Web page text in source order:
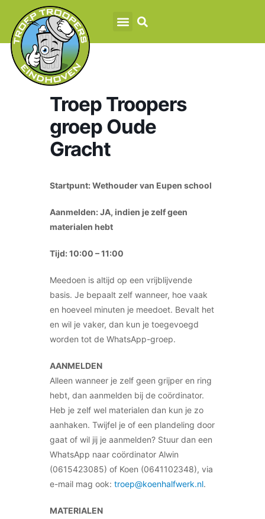
Troep Troopers
groep Oude
Gracht
Startpunt: Wethouder van Eupen school
Aanmelden: JA, indien je zelf geen
materialen hebt
Tijd: 10:00 – 11:00
Meedoen is altijd op een vrijblijvende
basis. Je bepaalt zelf wanneer, hoe vaak
en hoeveel minuten je meedoet. Bevalt het
en wil je vaker, dan kun je toegevoegd
worden tot de WhatsApp-groep.
AANMELDEN
Alleen wanneer je zelf geen grijper en ring
hebt, dan aanmelden bij de coördinator.
Heb je zelf wel materialen dan kun je zo
aanhaken. Twijfel je of een plandeling door
gaat of wil jij je aanmelden? Stuur dan een
WhatsApp naar coördinator Alwin
(0615423085) of Koen (0641102348), via
e-mail mag ook: troep@koenhalfwerk.nl.
MATERIALEN